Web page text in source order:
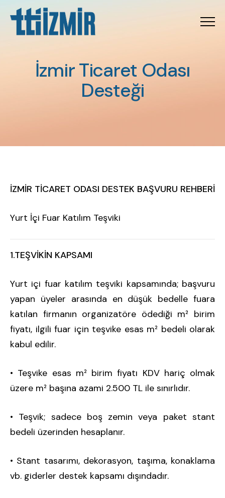
İzmir Ticaret Odası
İzmirTicaret Odası
Desteği
İZMİR TİCARET ODASI DESTEK BAŞVURU REHBERİ
Yurt İçi Fuar Katılım Teşviki
1.TEŞVİKİN KAPSAMI
Yurt içi fuar katılım teşviki kapsamında; başvuru
yapan üyeler arasında en düşük bedelle fuara
katılan firmanın organizatöre ödediği m² birim
fiyatı, ilgili fuar için teşvike esas m² bedeli olarak
kabul edilir.
• Teşvike esas m² birim fiyatı KDV hariç olmak
üzere m² başına azami 2.500 TL ile sınırlıdır.
• Teşvik; sadece boş zemin veya paket stant
bedeli üzerinden hesaplanır.
• Stant tasarımı, dekorasyon, taşıma, konaklama
vb. giderler destek kapsamı dışındadır.